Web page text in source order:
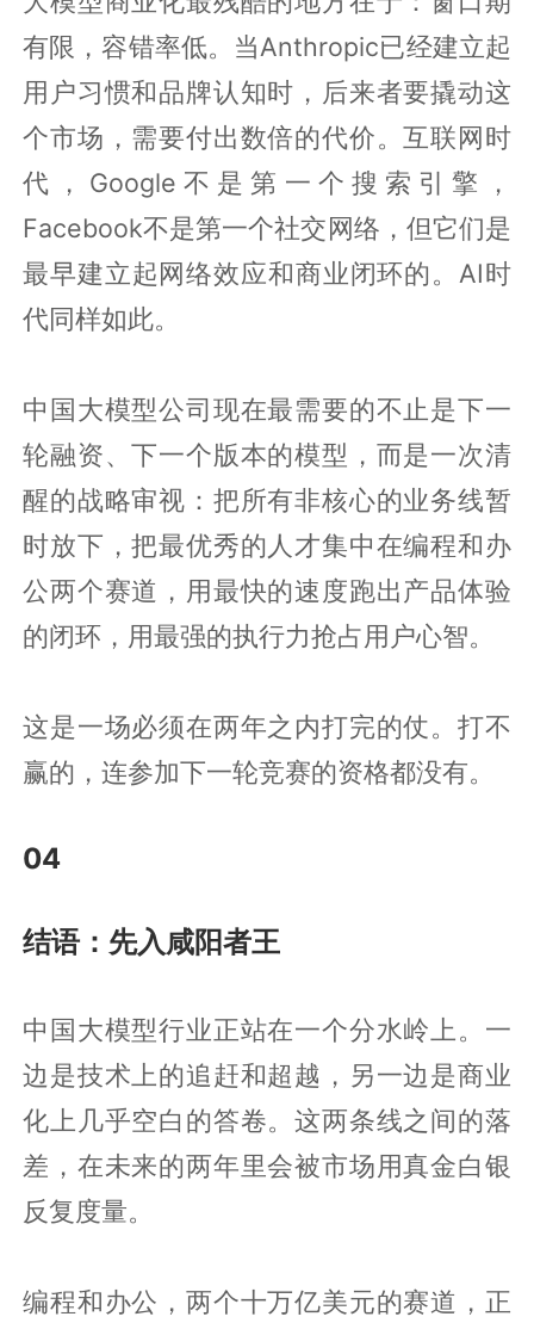
有限，容错率低。当Anthropic已经建立起
用户习惯和品牌认知时，后来者要撬动这
个市场，需要付出数倍的代价。互联网时
代，Google不是第一个搜索引擎，
Facebook不是第一个社交网络，但它们是
最早建立起网络效应和商业闭环的。AI时
代同样如此。
中国大模型公司现在最需要的不止是下一
轮融资、下一个版本的模型，而是一次清
醒的战略审视：把所有非核心的业务线暂
时放下，把最优秀的人才集中在编程和办
公两个赛道，用最快的速度跑出产品体验
的闭环，用最强的执行力抢占用户心智。
这是一场必须在两年之内打完的仗。打不
赢的，连参加下一轮竞赛的资格都没有。
04
结语：先入咸阳者王
中国大模型行业正站在一个分水岭上。一
边是技术上的追赶和超越，另一边是商业
化上几乎空白的答卷。这两条线之间的落
差，在未来的两年里会被市场用真金白银
反复度量。
编程和办公，两个十万亿美元的赛道，正